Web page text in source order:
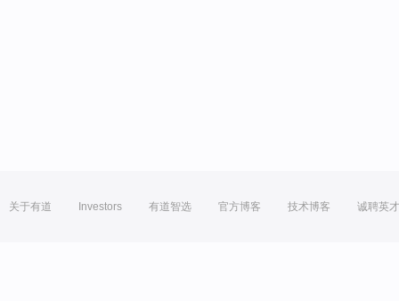
关于有道 Investors 有道智选 官方博客 技术博客 诚聘英才